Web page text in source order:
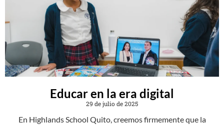
Educar en la era digital
29 de julio de 2025
En Highlands School Quito, creemos firmemente que la